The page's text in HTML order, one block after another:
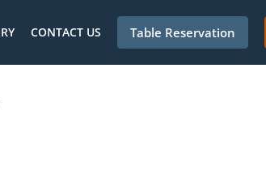
CONTACT US Table Reservation